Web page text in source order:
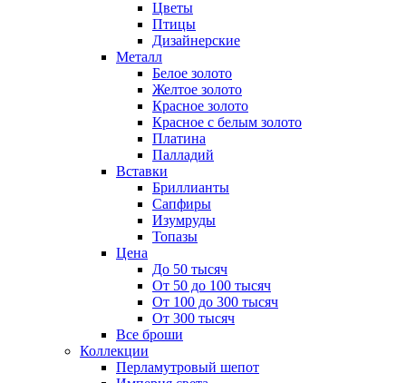
Цветы
Птицы
Дизайнерские
Металл
Белое золото
Желтое золото
Красное золото
Красное с белым золото
Платина
Палладий
Вставки
Бриллианты
Сапфиры
Изумруды
Топазы
Цена
До 50 тысяч
От 50 до 100 тысяч
От 100 до 300 тысяч
От 300 тысяч
Все броши
Коллекции
Перламутровый шепот